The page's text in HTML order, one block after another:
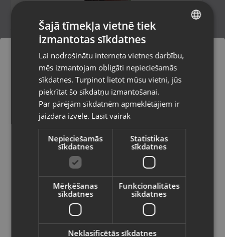
Microsoft Xbox One Titanfall
Gulbene, Rīgas iela 36A
Stāvoklis Lietots (Garantija 6 mēneši)
5.00€
Spēļu konsoles un piederumi Spēļu disks
Pasūtījumi tiks piegādāti uz
izvēlēto valsti
Vietnes saturs būs attēlots izvēlētajā
valodā
Valsts
Latviešu / Latvian
RUSSIAN
Šajā tīmekļa vietnē tiek
izmantotas sīkdatnes
Lai nodrošinātu interneta vietnes darbību,
mēs izmantojam obligāti nepieciešamās
sīkdatnes. Turpinot lietot mūsu vietni, jūs
piekrītat šo sīkdatņu izmantošanai.
Par pārējām sīkdatnēm apmeklētājiem ir
jāizdara izvēle. Lasīt vairāk
Nepieciešamās
sīkdatnes
Statistikas
sīkdatnes
Mērķēšanas
sīkdatnes
Funkcionalitātes
sīkdatnes
Neklasificētās sīkdatnes